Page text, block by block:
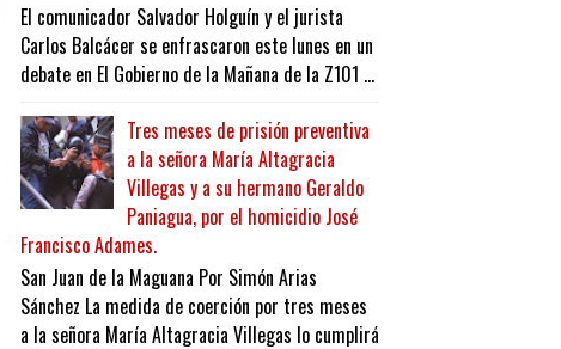
El comunicador Salvador Holguín y el jurista
Carlos Balcácer se enfrascaron este lunes en un
debate en El Gobierno de la Mañana de la Z101 ...
Tres meses de prisión preventiva
a la señora María Altagracia
Villegas y a su hermano Geraldo
Paniagua, por el homicidio José
Francisco Adames.
San Juan de la Maguana Por Simón Arias
Sánchez La medida de coerción por tres meses
a la señora María Altagracia Villegas lo cumplirá